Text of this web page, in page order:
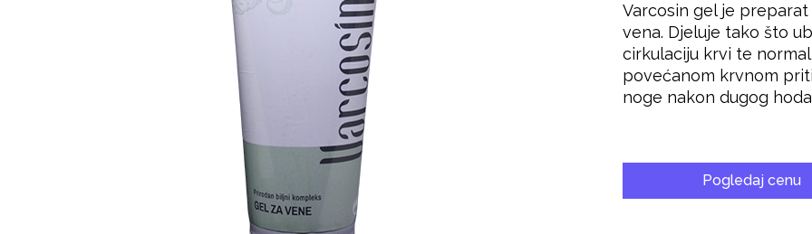
Varcosin gel je
vena. Djeluje tako što
cirkulaciju krvi te
povećanom krvnom
noge nakon dugog
Pogledaj cenu